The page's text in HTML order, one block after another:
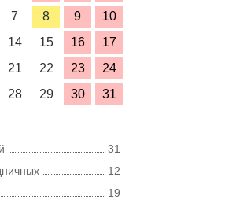
7 8 9
10
14 15 16
17
21 22 23
24
28 29 30 31
31
12
19